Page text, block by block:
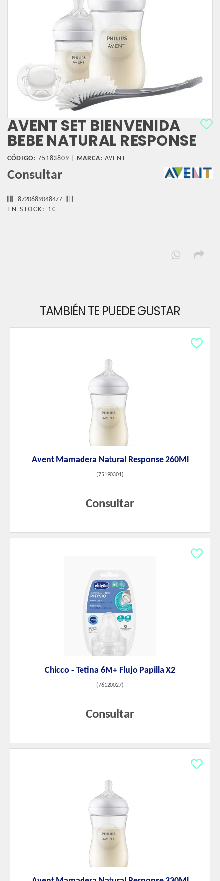
AVENT SET BIENVENIDA
BEBE NATURAL RESPONSE
CÓDIGO: 75183809 | MARCA: AVENT
Consultar
8720689048477
EN STOCK: 10
TAMBIÉN TE PUEDE GUSTAR
Avent Mamadera Natural Response 260Ml
(75190301)
Consultar
Chicco - Tetina 6M+ Flujo Papilla X2
(76120027)
Consultar